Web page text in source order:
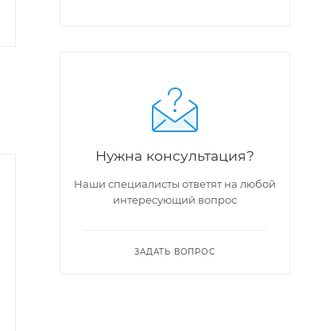
Нужна консультация?
Наши специалисты ответят на любой
интересующий вопрос
ЗАДАТЬ ВОПРОС